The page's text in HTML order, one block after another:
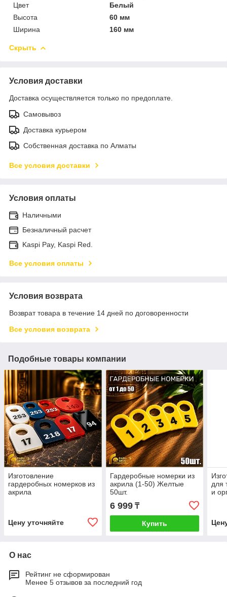
Цвет
Белый
Высота
60 мм
Ширина
160 мм
Скрыть
Условия доставки
Доставка осуществляется только по предоплате.
Самовывоз
Доставка курьером
Собственная доставка по Алматы
Все условия доставки
Условия оплаты
Наличными
Безналичный расчет
Kaspi Pay, Kaspi Red.
Все условия оплаты
Условия возврата
Возврат товара в течение 14 дней по договоренности
Все условия возврата
Подобные товары компании
Изготовление
гардеробных номерков из
акрила
Цену уточняйте
Гардеробные номерки из
акрила (1-50) Желтые
50шт.
6 999₸
Купить
для
и
О нас
Рейтинг не сформирован
Менее 5 отзывов за последний год